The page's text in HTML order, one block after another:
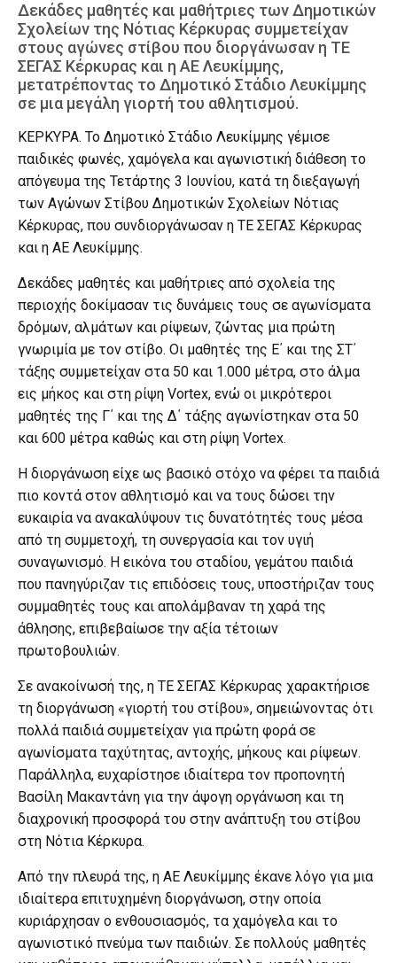
Δεκάδες μαθητές και μαθήτριες των Δημοτικών
Σχολείων της Νότιας Κέρκυρας συμμετείχαν
στους αγώνες στίβου που διοργάνωσαν η ΤΕ
ΣΕΓΑΣ Κέρκυρας και η ΑΕ Λευκίμμης,
μετατρέποντας το Δημοτικό Στάδιο Λευκίμμης
σε μια μεγάλη γιορτή του αθλητισμού.
ΚΕΡΚΥΡΑ. Το Δημοτικό Στάδιο Λευκίμμης γέμισε
παιδικές φωνές, χαμόγελα και αγωνιστική διάθεση το
απόγευμα της Τετάρτης 3 Ιουνίου, κατά τη διεξαγωγή
των Αγώνων Στίβου Δημοτικών Σχολείων Νότιας
Κέρκυρας, που συνδιοργάνωσαν η ΤΕ ΣΕΓΑΣ Κέρκυρας
και η ΑΕ Λευκίμμης.
Δεκάδες μαθητές και μαθήτριες από σχολεία της
περιοχής δοκίμασαν τις δυνάμεις τους σε αγωνίσματα
δρόμων, αλμάτων και ρίψεων, ζώντας μια πρώτη
γνωριμία με τον στίβο. Οι μαθητές της Ε΄ και της ΣΤ΄
τάξης συμμετείχαν στα 50 και 1.000 μέτρα, στο άλμα
εις μήκος και στη ρίψη Vortex, ενώ οι μικρότεροι
μαθητές της Γ΄ και της Δ΄ τάξης αγωνίστηκαν στα 50
και 600 μέτρα καθώς και στη ρίψη Vortex.
Η διοργάνωση είχε ως βασικό στόχο να φέρει τα παιδιά
πιο κοντά στον αθλητισμό και να τους δώσει την
ευκαιρία να ανακαλύψουν τις δυνατότητές τους μέσα
από τη συμμετοχή, τη συνεργασία και τον υγιή
συναγωνισμό. Η εικόνα του σταδίου, γεμάτου παιδιά
που πανηγύριζαν τις επιδόσεις τους, υποστήριζαν τους
συμμαθητές τους και απολάμβαναν τη χαρά της
άθλησης, επιβεβαίωσε την αξία τέτοιων
πρωτοβουλιών.
Σε ανακοίνωσή της, η ΤΕ ΣΕΓΑΣ Κέρκυρας χαρακτήρισε
τη διοργάνωση «γιορτή του στίβου», σημειώνοντας ότι
πολλά παιδιά συμμετείχαν για πρώτη φορά σε
αγωνίσματα ταχύτητας, αντοχής, μήκους και ρίψεων.
Παράλληλα, ευχαρίστησε ιδιαίτερα τον προπονητή
Βασίλη Μακαντάνη για την άψογη οργάνωση και τη
διαχρονική προσφορά του στην ανάπτυξη του στίβου
στη Νότια Κέρκυρα.
Από την πλευρά της, η ΑΕ Λευκίμμης έκανε λόγο για μια
ιδιαίτερα επιτυχημένη διοργάνωση, στην οποία
κυριάρχησαν ο ενθουσιασμός, τα χαμόγελα και το
αγωνιστικό πνεύμα των παιδιών. Σε πολλούς μαθητές